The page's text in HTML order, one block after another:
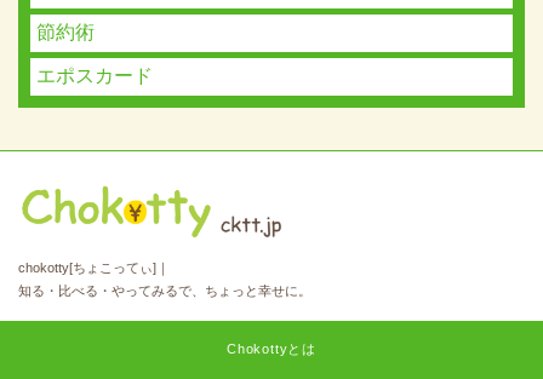
節約術
エポスカード
chokotty[ちょこってぃ]｜
知る・比べる・やってみるで、ちょっと幸せに。
Chokottyとは